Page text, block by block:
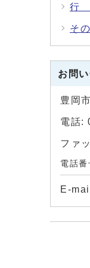
行
そ
お問
豊岡
電話:
ファ
電話番
E-